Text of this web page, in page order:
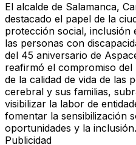
El alcalde de Salamanca,
destacado el papel de la
protección social, inclusión
las personas con
del 45 aniversario de
reafirmó el compromiso
de la calidad de vida de las
cerebral y sus familias,
visibilizar la labor de
fomentar la sensibilización
oportunidades y la inclusión.
Publicidad